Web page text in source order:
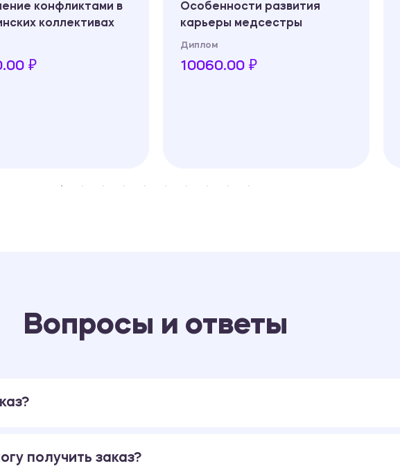
конфликтами в
коллективах
₽
Особенности развития
карьеры медсестры
Диплом
10060.00 ₽
Вопросы и ответы
получить заказ?